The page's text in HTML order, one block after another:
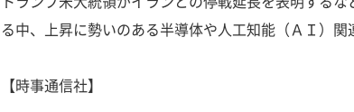
る中、上昇に勢いのある半導体や人工知能（ＡＩ）関
【時事通信社】